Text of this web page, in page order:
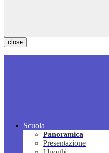
close
Scuola
Panoramica
Presentazione